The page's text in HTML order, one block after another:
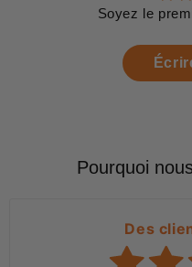
Soyez le
Pourquoi
Des